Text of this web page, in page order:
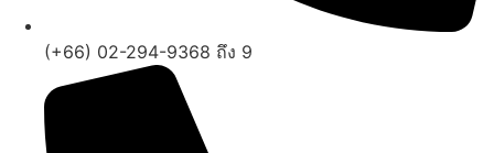
(+66) 02-294-9368 ถึง 9